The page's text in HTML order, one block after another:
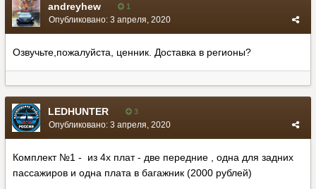
andreyhew 1
Опубликовано: 3 апреля, 2020
Озвучьте,пожалуйста, ценник. Доставка в регионы?
LEDHUNTER 3
Опубликовано: 3 апреля, 2020
Комплект №1 - из 4х плат - две передние , одна для задних
пассажиров и одна плата в багажник (2000 рублей)